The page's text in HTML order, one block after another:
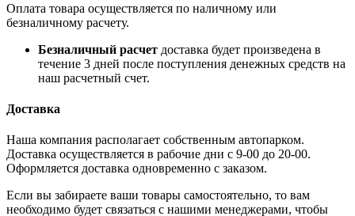
Оплата товара осуществляется по наличному или
безналичному расчету.
Безналичный расчет доставка будет произведена в
течение 3 дней после поступления денежных средств на
наш расчетный счет.
Доставка
Наша компания располагает собственным автопарком.
Доставка осуществляется в рабочие дни с 9-00 до 20-00.
Оформляется доставка одновременно с заказом.
Если вы забираете ваши товары самостоятельно, то вам
необходимо будет связаться с нашими менеджерами, чтобы